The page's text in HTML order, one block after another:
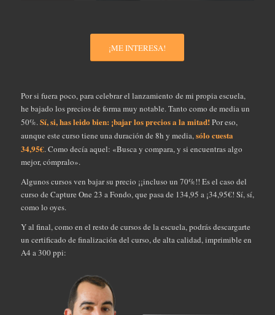
¡ME INTERESA!
Por si fuera poco, para celebrar el lanzamiento de mi propia escuela,
he bajado los precios de forma muy notable. Tanto como de media un
50%.Sí, si, has leido bien: ¡bajar los precios a la mitad!Por eso,
aunque este curso tiene una duración de 8h y media,sólo cuesta
34,95€. Como decía aquel: «Busca y compara, y si encuentras algo
mejor, cómpralo».
Algunos cursos ven bajar su precio ¡¡incluso un 70%!! Es el caso del
curso de Capture One 23 a Fondo, que pasa de 134,95 a ¡34,95€! Sí, sí,
como lo oyes.
Y al final, como en el resto de cursos de la escuela, podrás descargarte
un certificado de finalización del curso, de alta calidad, imprimible en
A4 a 300 ppi: